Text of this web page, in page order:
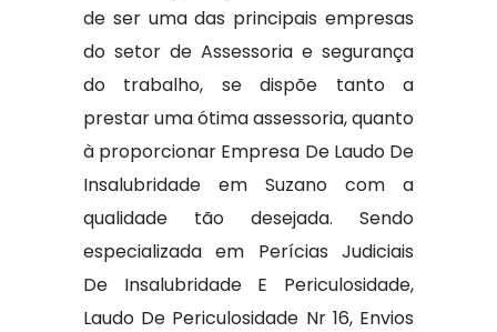
de ser uma das principais empresas
do setor de Assessoria e segurança
do trabalho, se dispõe tanto a
prestar uma ótima assessoria, quanto
à proporcionar Empresa De Laudo De
Insalubridade em Suzano com a
qualidade tão desejada. Sendo
especializada em Perícias Judiciais
De Insalubridade E Periculosidade,
Laudo De Periculosidade Nr 16, Envios